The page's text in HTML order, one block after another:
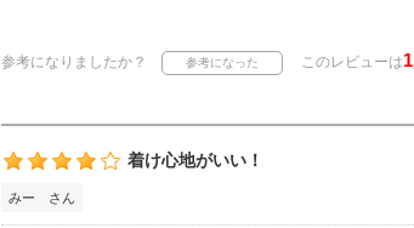
参考になりましたか？ このレビューは1
着け心地がいい！
みー さん